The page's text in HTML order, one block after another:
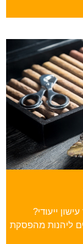
ייעודי?
ליהנות מהפסקת